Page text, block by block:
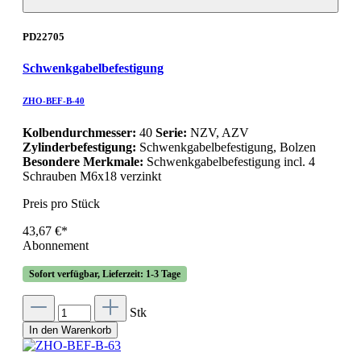
PD22705
Schwenkgabelbefestigung
ZHO-BEF-B-40
Kolbendurchmesser: 40 Serie: NZV, AZV
Zylinderbefestigung: Schwenkgabelbefestigung, Bolzen
Besondere Merkmale: Schwenkgabelbefestigung incl. 4
Schrauben M6x18 verzinkt
Preis pro Stück
43,67 €*
Abonnement
Sofort verfügbar, Lieferzeit: 1-3 Tage
Stk
In den Warenkorb